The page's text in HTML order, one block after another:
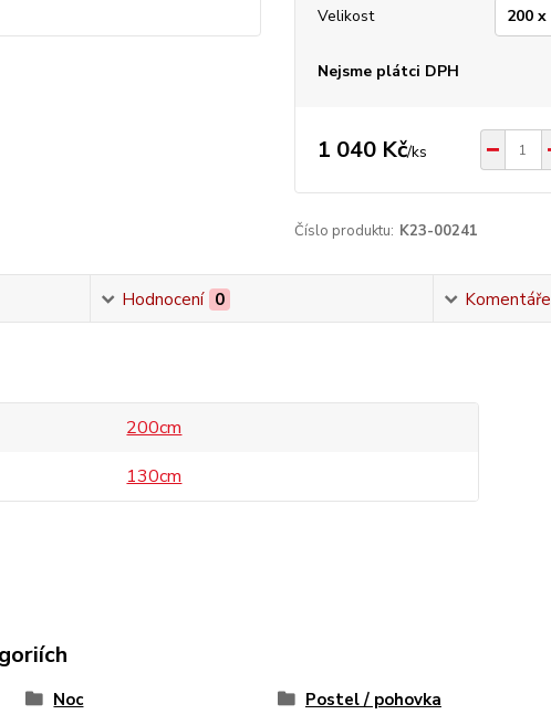
Velikost
Nejsme plátci DPH
1 040 Kč/ks
Číslo produktu: K23-00241
Hodnocení 0 Komentáře
200cm
130cm
Noc Postel / pohovka